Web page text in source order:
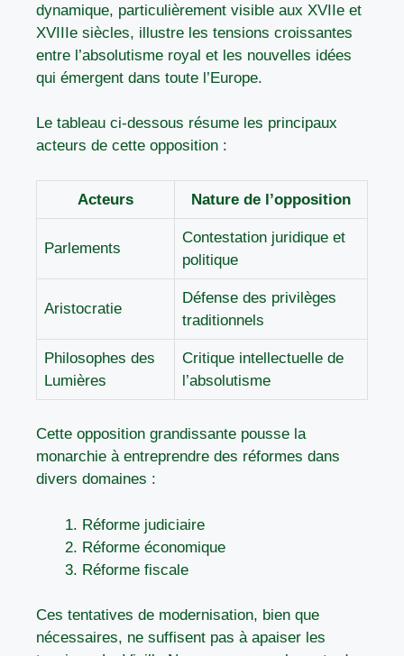
dynamique, particulièrement visible aux XVIIe et
XVIIIe siècles, illustre les tensions croissantes
entre l’absolutisme royal et les nouvelles idées
qui émergent dans toute l’Europe.
Le tableau ci-dessous résume les principaux
acteurs de cette opposition :
Acteurs Nature de l’opposition
Parlements
Contestation juridique et
politique
Aristocratie
Défense des privilèges
traditionnels
Philosophes des
Lumières
Critique intellectuelle de
l’absolutisme
Cette opposition grandissante pousse la
monarchie à entreprendre des réformes dans
divers domaines :
Réforme judiciaire
Réforme économique
Réforme fiscale
Ces tentatives de modernisation, bien que
nécessaires, ne suffisent pas à apaiser les